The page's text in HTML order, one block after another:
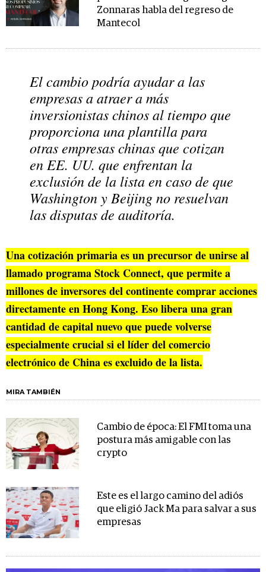
Zonnaras habla del regreso de
Mantecol
El cambio podría ayudar a las
empresas a atraer a más
inversionistas chinos al tiempo que
proporciona una plantilla para
otras empresas chinas que cotizan
en EE. UU. que enfrentan la
exclusión de la lista en caso de que
Washington y Beijing no resuelvan
las disputas de auditoría.
Una cotización primaria es un precursor de unirse al
llamado programa Stock Connect, que permite a
millones de inversores del continente comprar acciones
directamente en Hong Kong. Eso libera una gran
cantidad de capital nuevo que puede volverse
especialmente crucial si el líder del comercio
electrónico de China es excluido de la lista.
MIRA TAMBIÉN
Cambio de época: El FMI toma una
postura más amigable con las
crypto
Este es el largo camino del adiós
que eligió Jack Ma para salvar a sus
empresas